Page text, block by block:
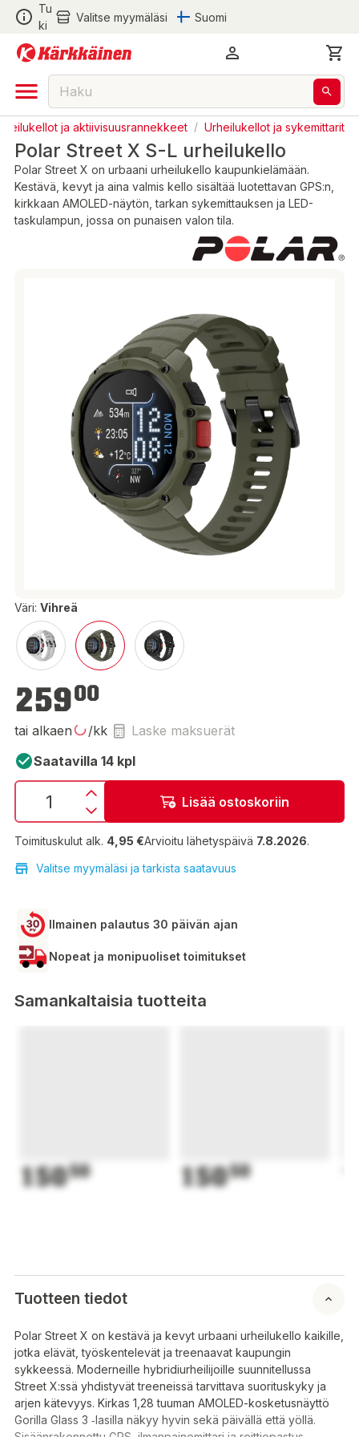
Tu
ki
Valitse myymäläsi Suomi
ja aktiivisuusrannekkeet / Urheilukellot ja sykemittarit
Polar Street X S-L urheilukello
Polar Street X on urbaani urheilukello kaupunkielämään.
Kestävä, kevyt ja aina valmis kello sisältää luotettavan GPS:n,
kirkkaan AMOLED-näytön, tarkan sykemittauksen ja LED-
taskulampun, jossa on punaisen valon tila.
Väri: Vihreä
25900
tai alkaen /kk
Laske maksuerät
Saatavilla 14 kpl
Lisää ostoskoriin
Toimituskulut alk. 4,95 €Arvioitu lähetyspäivä 7.8.2026.
Valitse myymäläsi ja tarkista saatavuus
Ilmainen palautus 30 päivän ajan
Nopeat ja monipuoliset toimitukset
Samankaltaisia tuotteita
15050 15050
Tuotteen tiedot
Polar Street X on kestävä ja kevyt urbaani urheilukello kaikille,
jotka elävät, työskentelevät ja treenaavat kaupungin
sykkeessä. Moderneille hybridiurheilijoille suunnitellussa
Street X:ssä yhdistyvät treeneissä tarvittava suorituskyky ja
arjen kätevyys. Kirkas 1,28 tuuman AMOLED-kosketusnäyttö
Gorilla Glass 3 ‑lasilla näkyy hyvin sekä päivällä että yöllä.